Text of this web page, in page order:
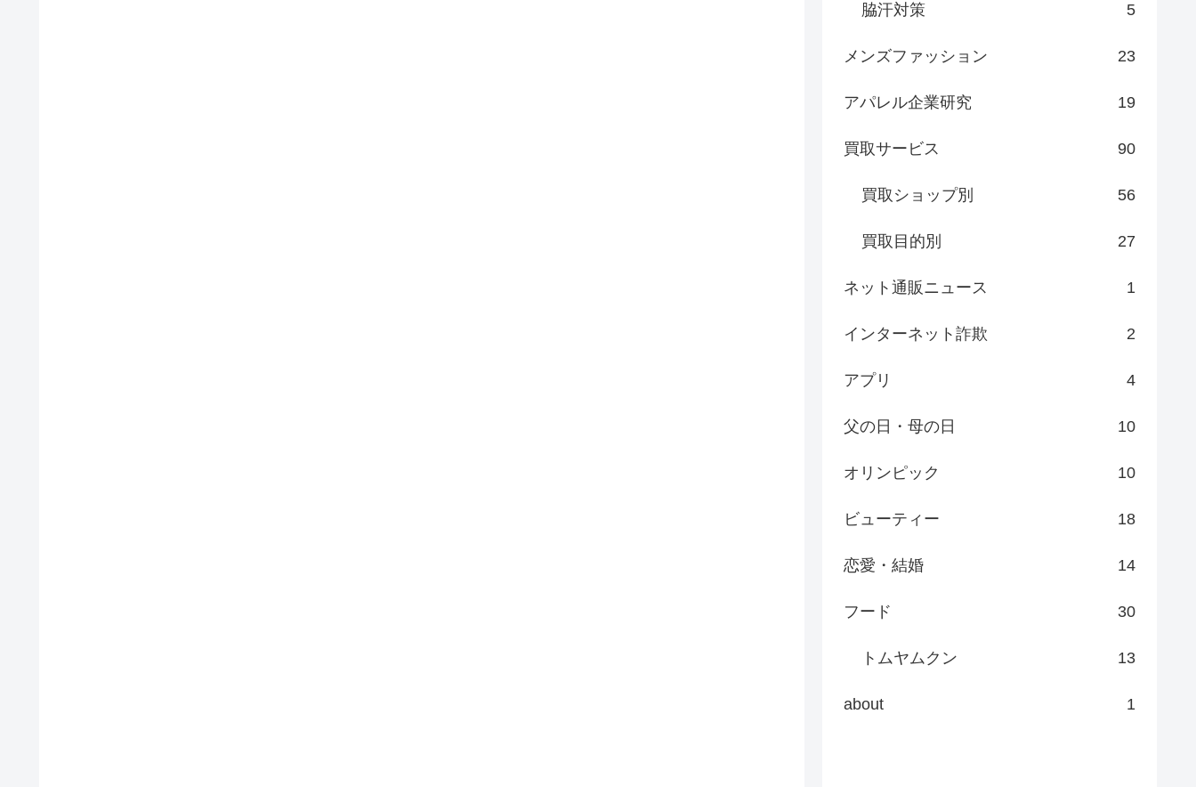
脇汗対策 5
メンズファッション 23
アパレル企業研究 19
買取サービス 90
買取ショップ別 56
買取目的別 27
ネット通販ニュース 1
インターネット詐欺 2
アプリ 4
父の日・母の日 10
オリンピック 10
ビューティー 18
恋愛・結婚 14
フード 30
トムヤムクン 13
about 1